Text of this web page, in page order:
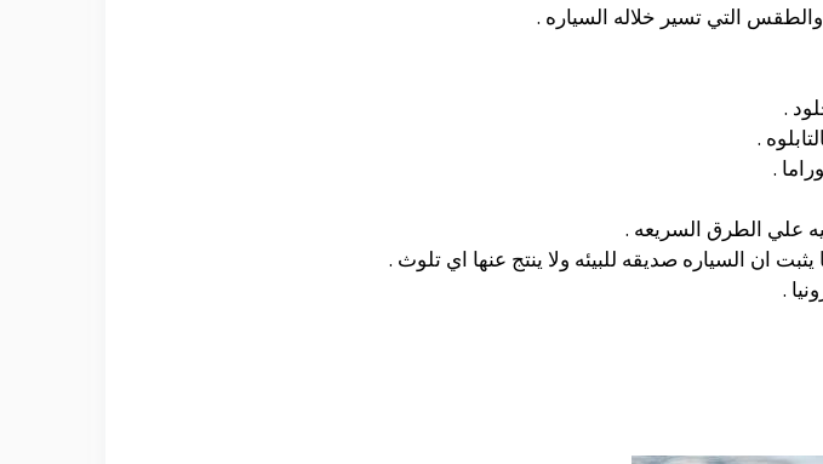
التي تسير خلاله السياره .
.
.
.
ان السياره صديقه للبيئه ولا ينتج عنها اي تلوث .
.